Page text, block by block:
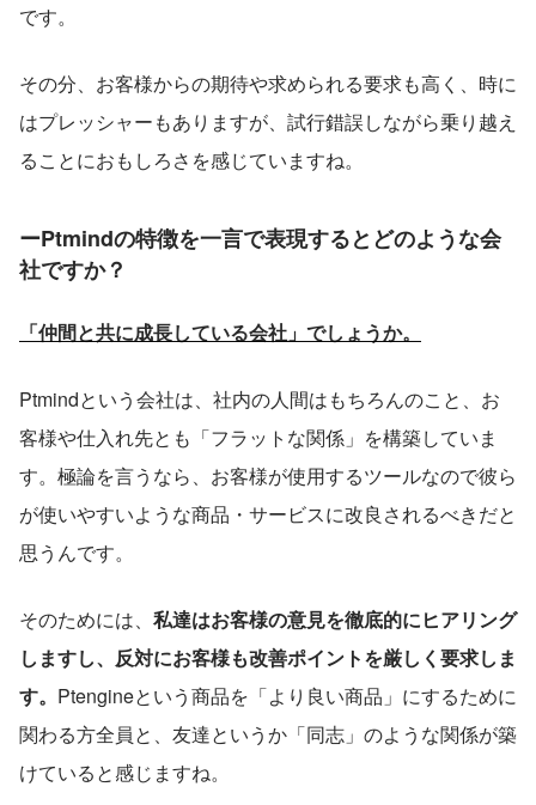
です。
その分、お客様からの期待や求められる要求も高く、時に
はプレッシャーもありますが、試行錯誤しながら乗り越え
ることにおもしろさを感じていますね。
ーPtmindの特徴を一言で表現するとどのような会
社ですか？
「仲間と共に成長している会社」でしょうか。
Ptmindという会社は、社内の人間はもちろんのこと、お
客様や仕入れ先とも「フラットな関係」を構築していま
す。極論を言うなら、お客様が使用するツールなので彼ら
が使いやすいような商品・サービスに改良されるべきだと
思うんです。
そのためには、 私達はお客様の意見を徹底的にヒアリング
しますし、反対にお客様も改善ポイントを厳しく要求しま
す。 Ptengineという商品を「より良い商品」にするために
関わる方全員と、友達というか「同志」のような関係が築
けていると感じますね。